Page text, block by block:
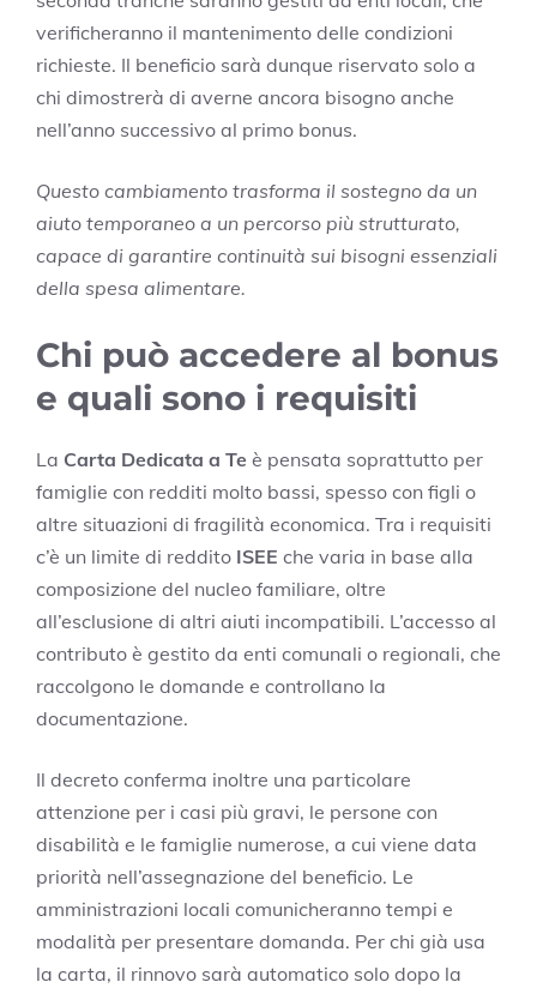
verificheranno il mantenimento delle condizioni
richieste. Il beneficio sarà dunque riservato solo a
chi dimostrerà di averne ancora bisogno anche
nell’anno successivo al primo bonus.
Questo cambiamento trasforma il sostegno da un
aiuto temporaneo a un percorso più strutturato,
capace di garantire continuità sui bisogni essenziali
della spesa alimentare.
Chi può accedere al bonus
e quali sono i requisiti
La Carta Dedicata a Te è pensata soprattutto per
famiglie con redditi molto bassi, spesso con figli o
altre situazioni di fragilità economica. Tra i requisiti
c’è un limite di reddito ISEE che varia in base alla
composizione del nucleo familiare, oltre
all’esclusione di altri aiuti incompatibili. L’accesso al
contributo è gestito da enti comunali o regionali, che
raccolgono le domande e controllano la
documentazione.
Il decreto conferma inoltre una particolare
attenzione per i casi più gravi, le persone con
disabilità e le famiglie numerose, a cui viene data
priorità nell’assegnazione del beneficio. Le
amministrazioni locali comunicheranno tempi e
modalità per presentare domanda. Per chi già usa
la carta, il rinnovo sarà automatico solo dopo la